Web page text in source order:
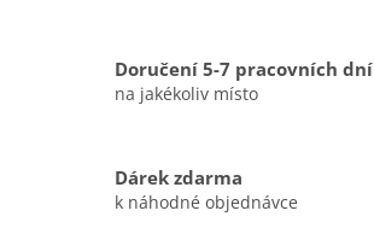
Doručení 5-7 pracovních dní
na jakékoliv místo
Dárek zdarma
k náhodné objednávce